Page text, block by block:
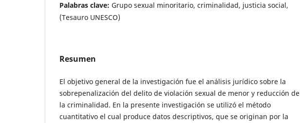
Palabras clave: Grupo sexual minoritario, criminalidad, justicia social,
(Tesauro UNESCO)
Resumen
El objetivo general de la investigación fue el análisis jurídico sobre la
sobrepenalización del delito de violación sexual de menor y reducción de
la criminalidad. En la presente investigación se utilizó el método
cuantitativo el cual produce datos descriptivos, que se originan por la